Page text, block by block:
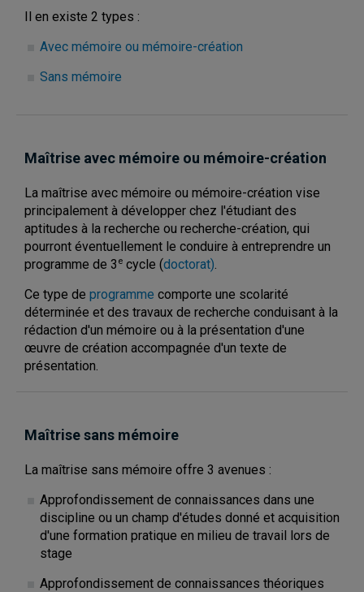
Il en existe 2 types :
Avec mémoire ou mémoire-création
Sans mémoire
Maîtrise avec mémoire ou mémoire-création
La maîtrise avec mémoire ou mémoire-création vise
principalement à développer chez l'étudiant des
aptitudes à la recherche ou recherche-création, qui
pourront éventuellement le conduire à entreprendre un
programme de 3 e cycle (doctorat).
Ce type de programme comporte une scolarité
déterminée et des travaux de recherche conduisant à la
rédaction d'un mémoire ou à la présentation d'une
œuvre de création accompagnée d'un texte de
présentation.
Maîtrise sans mémoire
La maîtrise sans mémoire offre 3 avenues :
Approfondissement de connaissances dans une
discipline ou un champ d'études donné et acquisition
d'une formation pratique en milieu de travail lors de
stage
Approfondissement de connaissances théoriques